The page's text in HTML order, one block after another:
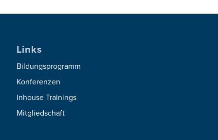
Links
Bildungsprogramm
Konferenzen
Inhouse Trainings
Mitgliedschaft